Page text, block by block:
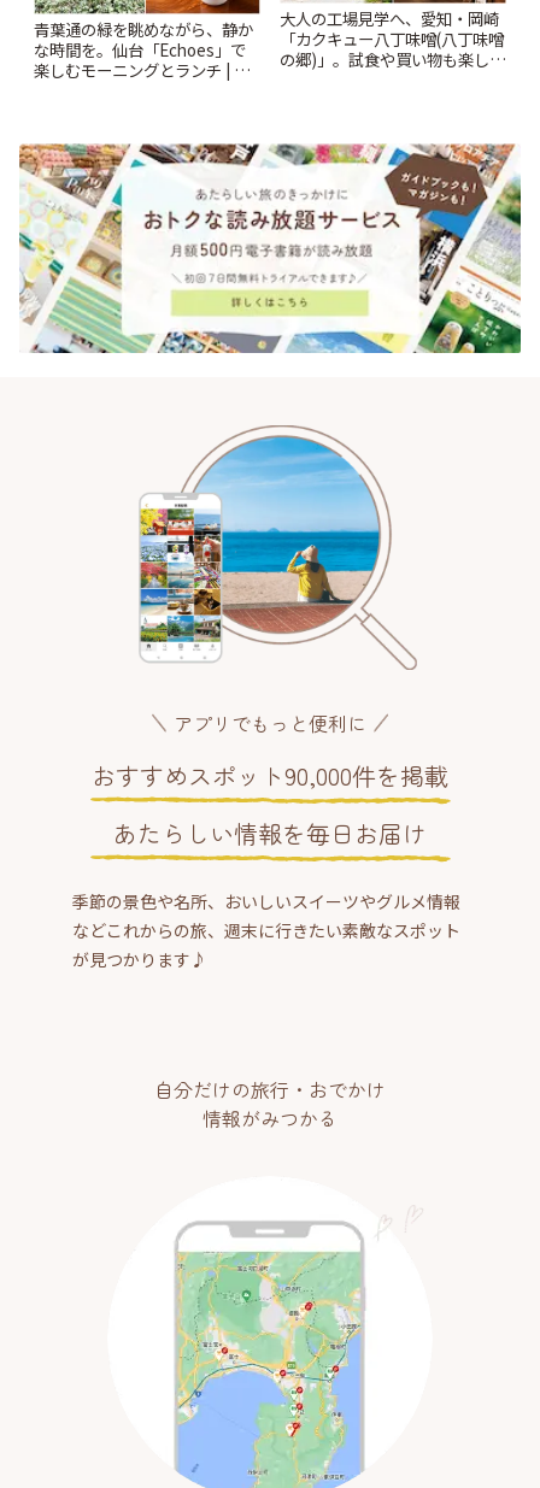
青葉通の緑を眺めながら、静か
な時間を。仙台「Echoes」で
楽しむモーニングとランチ | こ
大人の工場見学へ、愛知・岡崎
「カクキュー八丁味噌(八丁味噌
の郷)」。試食や買い物も楽しみ
アプリでもっと便利に
おすすめスポット90,000件を掲載
あたらしい情報を毎日お届け
季節の景色や名所、おいしいスイーツやグルメ情報
などこれからの旅、週末に行きたい素敵なスポット
が見つかります♪
自分だけの旅行・おでかけ
情報がみつかる